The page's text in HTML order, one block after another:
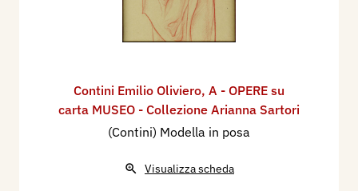
Contini Emilio Oliviero, A - OPERE su
carta MUSEO - Collezione Arianna Sartori
(Contini) Modella in posa
Visualizza scheda